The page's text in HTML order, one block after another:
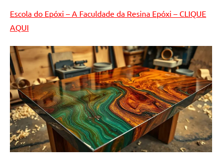
criar
mesa
resinada
de
alta
qualidade,
como
as
populares
River
Tables
Escola do Epóxi – A Faculdade da Resina Epóxi – CLIQUE
AQUI